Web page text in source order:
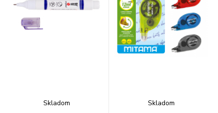
Skladom Skladom